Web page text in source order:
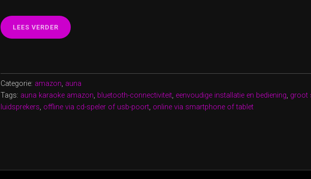
LEES VERDER “BRENG
JE
HOGER
NIVEAU
Categorie: amazon, auna
Tags: auna karaoke amazon, bluetooth-connectiviteit, eenvoudige installatie en bediening, groot
luidsprekers, offline via cd-speler of usb-poort, online via smartphone of tablet